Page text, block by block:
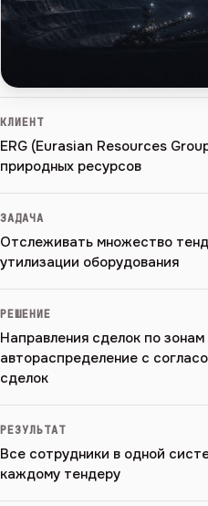
КЛИЕНТ
ERG (Eurasian Resources
природных ресурсов
ЗАДАЧА
Отслеживать множество
утилизации оборудования
РЕШЕНИЕ
Направления сделок по
автораспределение с
сделок
РЕЗУЛЬТАТ
Все сотрудники в одной
каждому тендеру